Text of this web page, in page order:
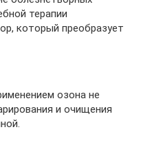
терапии
который преобразует
озона не
и очищения